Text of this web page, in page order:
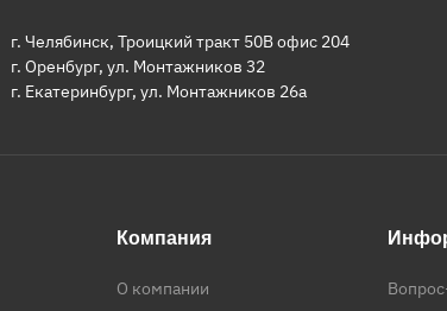
г. Челябинск, Троицкий тракт 50В офис 204
г. Оренбург, ул. Монтажников 32
г. Екатеринбург, ул. Монтажников 26а
Компания
О компании